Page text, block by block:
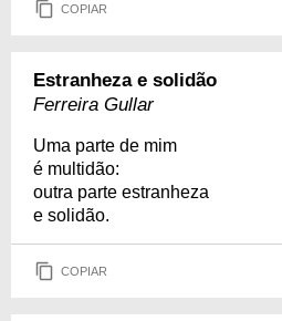
COPIAR
Estranheza e solidão
Ferreira Gullar
Uma parte de mim
é multidão:
outra parte estranheza
e solidão.
COPIAR